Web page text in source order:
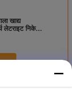
खाद्य
लेटराइट निकेल